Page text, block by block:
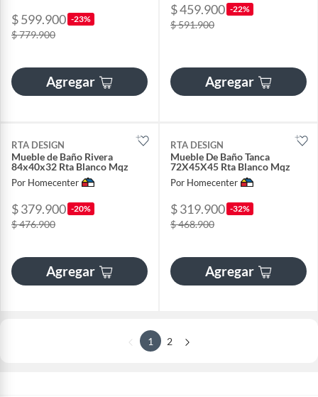
$ 599.900 -23%
$ 779.900
Agregar
$ 459.900 -22%
$ 591.900
Agregar
RTA DESIGN
Mueble de Baño Rivera
84x40x32 Rta Blanco Mqz
Por Homecenter
$ 379.900 -20%
$ 476.900
Agregar
RTA DESIGN
Mueble De Baño Tanca
72X45X45 Rta Blanco Mqz
Por Homecenter
$ 319.900 -32%
$ 468.900
Agregar
1 2